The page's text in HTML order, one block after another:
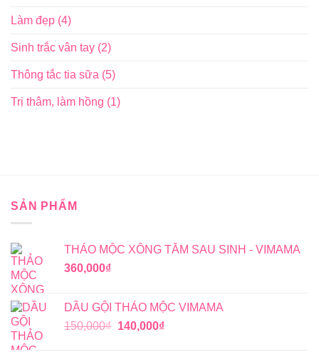
Làm đẹp (4)
Sinh trắc vân tay (2)
Thông tắc tia sữa (5)
Trị thâm, làm hồng (1)
SẢN PHẨM
THẢO MỘC XÔNG TẮM SAU SINH - VIMAMA
360,000₫
DẦU GỘI THẢO MỘC VIMAMA
150,000₫ Giá
140,000₫Giá